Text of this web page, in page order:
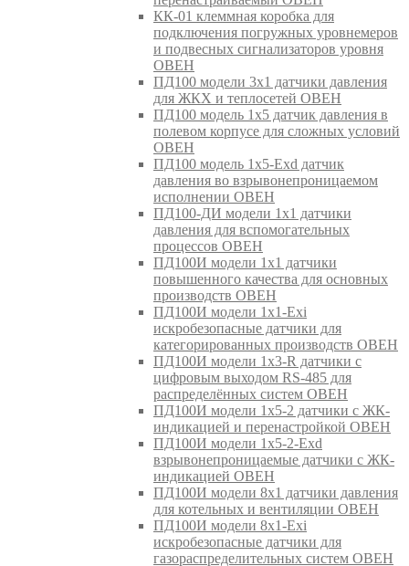
КК-01 клеммная коробка для
подключения погружных уровнемеров
и подвесных сигнализаторов уровня
ОВЕН
ПД100 модели 3х1 датчики давления
для ЖКХ и теплосетей ОВЕН
ПД100 модель 1х5 датчик давления в
полевом корпусе для сложных условий
ОВЕН
ПД100 модель 1х5-Exd датчик
давления во взрывонепроницаемом
исполнении ОВЕН
ПД100-ДИ модели 1х1 датчики
давления для вспомогательных
процессов ОВЕН
ПД100И модели 1х1 датчики
повышенного качества для основных
производств ОВЕН
ПД100И модели 1х1-Exi
искробезопасные датчики для
категорированных производств ОВЕН
ПД100И модели 1х3-R датчики с
цифровым выходом RS-485 для
распределённых систем ОВЕН
ПД100И модели 1х5-2 датчики с ЖК-
индикацией и перенастройкой ОВЕН
ПД100И модели 1х5-2-Exd
взрывонепроницаемые датчики с ЖК-
индикацией ОВЕН
ПД100И модели 8х1 датчики давления
для котельных и вентиляции ОВЕН
ПД100И модели 8х1-Exi
искробезопасные датчики для
газораспределительных систем ОВЕН